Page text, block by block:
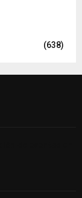
(638)